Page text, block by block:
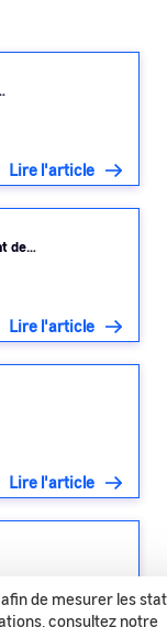
de mesurer les
consultez notre
Lire l'article
de…
Lire l'article
Lire l'article